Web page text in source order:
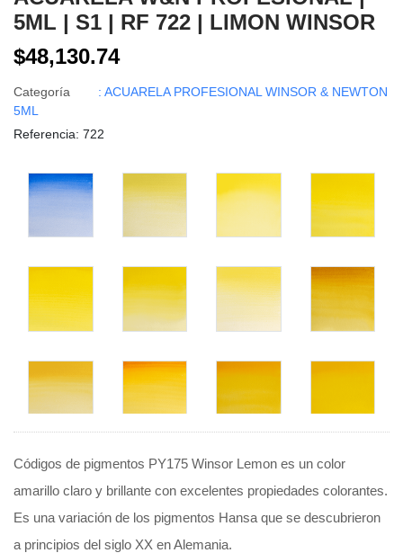
5ML | S1 | RF 722 | LIMON WINSOR
$48,130.74
Categoría
: ACUARELA PROFESIONAL WINSOR & NEWTON
5ML
Referencia: 722
Códigos de pigmentos PY175 Winsor Lemon es un color
amarillo claro y brillante con excelentes propiedades colorantes.
Es una variación de los pigmentos Hansa que se descubrieron
a principios del siglo XX en Alemania.